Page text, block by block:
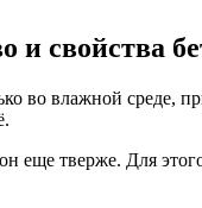
и свойства
во влажной среде,
еще тверже. Для